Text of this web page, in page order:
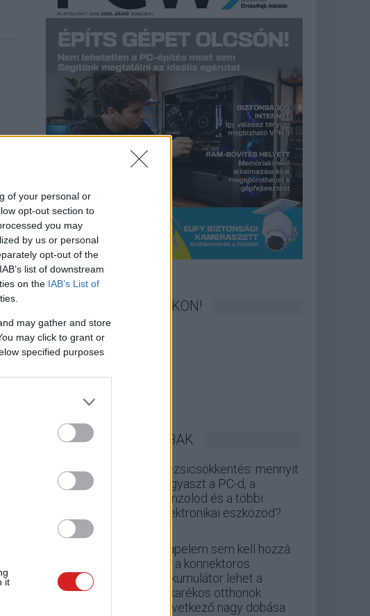
of your personal or
opt-out section to
you may
by us or personal
opt-out of the
list of downstream
on the IAB’s List of
may gather and store
may click to grant or
specified purposes
it
KÖVESS FACEBOOKON!
LEGOLVASOTTABBAK
Rezsicsökkentés: mennyit
fogyaszt a PC-d, a
konzolod és a többi
elektronikai eszközöd?
Napelem sem kell hozzá:
ez a konnektoros
akkumulátor lehet a
takarékos otthonok
következő nagy dobása